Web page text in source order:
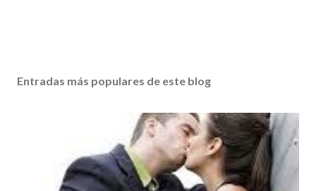
Entradas más populares de este blog